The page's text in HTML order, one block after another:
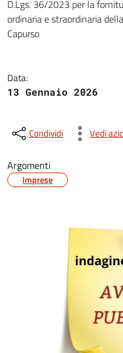
D.Lgs. 36/2023 per la
ordinaria e straordinaria
Capurso
Data:
13 Gennaio 2026
Condividi Vedi
Argomenti
Imprese